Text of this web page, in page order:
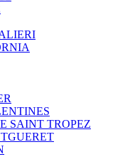
SAINT TROPEZ